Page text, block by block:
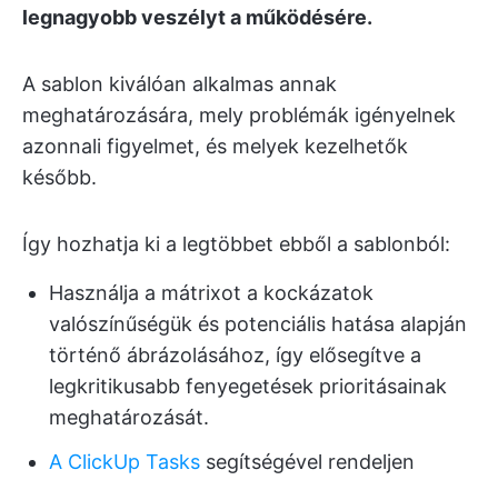
legnagyobb veszélyt a működésére.
A sablon kiválóan alkalmas annak
meghatározására, mely problémák igényelnek
azonnali figyelmet, és melyek kezelhetők
később.
Így hozhatja ki a legtöbbet ebből a sablonból:
Használja a mátrixot a kockázatok
valószínűségük és potenciális hatása alapján
történő ábrázolásához, így elősegítve a
legkritikusabb fenyegetések prioritásainak
meghatározását.
A ClickUp Tasks segítségével rendeljen